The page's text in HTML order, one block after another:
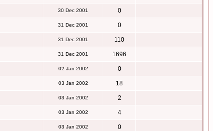
30 Dec 2001 0
31 Dec 2001 0
31 Dec 2001 110
31 Dec 2001 1696
02 Jan 2002 0
03 Jan 2002 18
03 Jan 2002 2
03 Jan 2002 4
03 Jan 2002 0